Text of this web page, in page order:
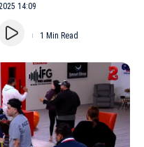
14:09
1 Min Read